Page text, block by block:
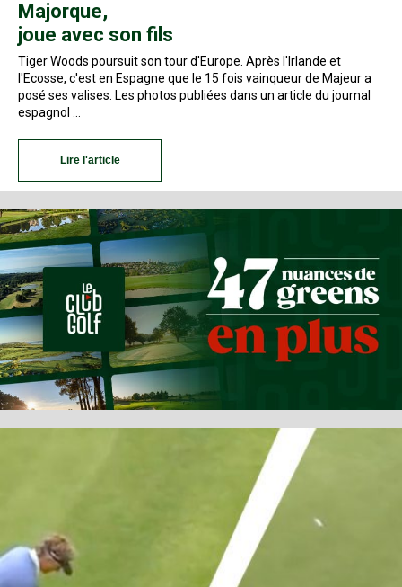
Majorque,
joue avec son fils
Tiger Woods poursuit son tour d'Europe. Après l'Irlande et
l'Ecosse, c'est en Espagne que le 15 fois vainqueur de Majeur a
posé ses valises. Les photos publiées dans un article du journal
espagnol …
Lire l'article